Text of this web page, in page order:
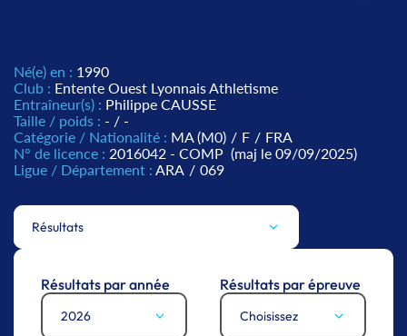
Né(e) en : 1990
Club : Entente Ouest Lyonnais Athletisme
Entraîneur(s) : Philippe CAUSSE
Taille / poids : - / -
Catégorie / Nationalité : MA (M0) / F / FRA
N° de licence : 2016042 - COMP (maj le 09/09/2025)
Ligue / Département : ARA / 069
Résultats
Résultats par année
2026
Résultats par épreuve
Choisissez